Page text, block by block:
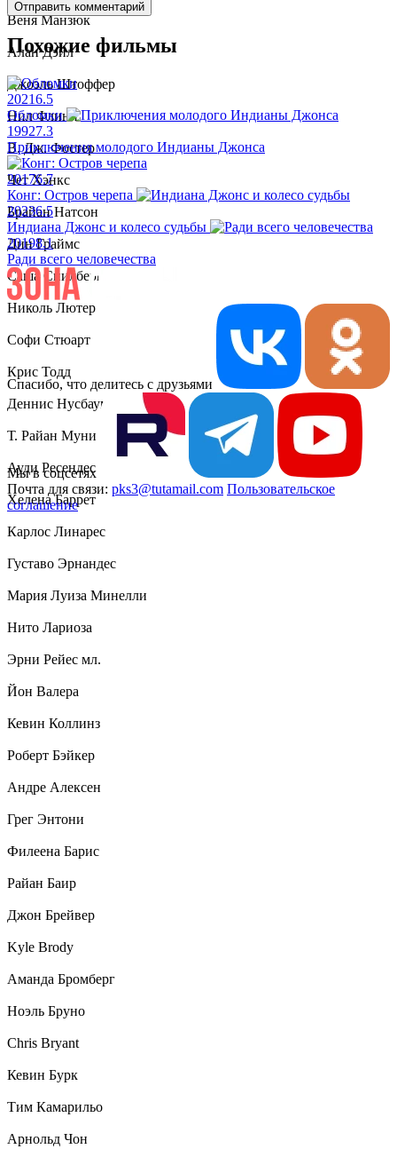
Веня Манзюк
Алан Дэйл
Джоэль Штоффер
Нил Флинн
В. Дж. Фостер
Чет Хэнкс
Брайан Натсон
Дин Граймс
Саша Спилберг
Николь Лютер
Софи Стюарт
Крис Тодд
Деннис Нусбаум
Т. Райан Муни
Ауди Ресендес
Хелена Баррет
Карлос Линарес
Густаво Эрнандес
Мария Луиза Минелли
Нито Лариоза
Эрни Рейес мл.
Йон Валера
Кевин Коллинз
Роберт Бэйкер
Андре Алексен
Грег Энтони
Филеена Барис
Райан Баир
Джон Брейвер
Kyle Brody
Аманда Бромберг
Ноэль Бруно
Chris Bryant
Кевин Бурк
Тим Камарильо
Арнольд Чон
Отправить комментарий
Похожие фильмы
20216.5
Обломки
19927.3
Приключения молодого Индианы Джонса
20176.7
Конг: Остров черепа
20236.5
Индиана Джонс и колесо судьбы
20198.1
Ради всего человечества
Спасибо, что делитесь с друзьями
Мы в соцсетях
Почта для связи: pks3@tutamail.com Пользовательское
соглашение